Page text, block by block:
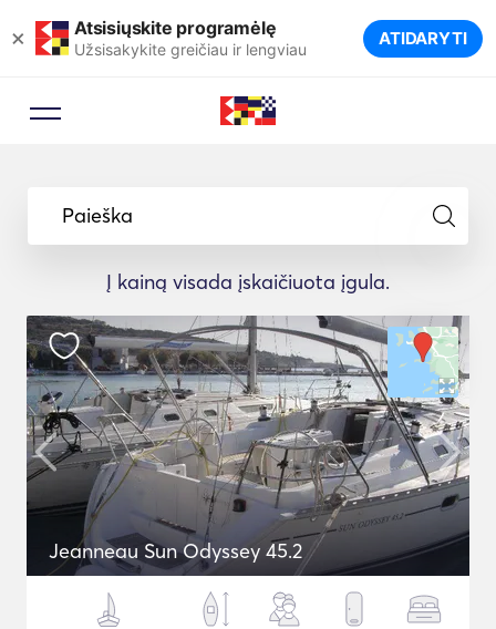
× Atsisiųskite programėlę
Užsisakykite greičiau ir lengviau ATIDARYTI
Paieška
Į kainą visada įskaičiuota įgula.
Jeanneau Sun Odyssey 45.2